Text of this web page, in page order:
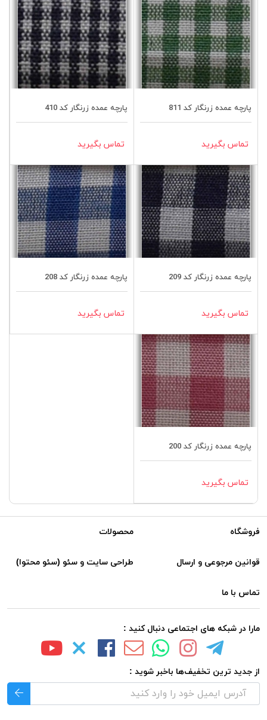
پارچه عمده زرنگار کد 811
تماس بگیرید
پارچه عمده زرنگار کد 410
تماس بگیرید
پارچه عمده زرنگار کد 209
تماس بگیرید
پارچه عمده زرنگار کد 208
تماس بگیرید
پارچه عمده زرنگار کد 200
تماس بگیرید
فروشگاه محصولات
قوانین مرجوعی و ارسال طراحی سایت و سئو (سئو محتوا)
تماس با ما
مارا در شبکه های اجتماعی دنبال کنید :
از جدید ترین تخفیف‌ها باخبر شوید :